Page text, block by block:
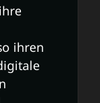
ihren